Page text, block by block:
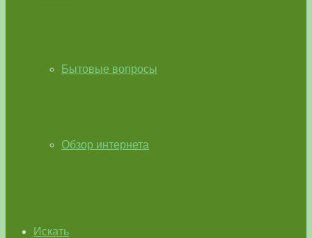
Бытовые вопросы
Обзор интернета
Искать